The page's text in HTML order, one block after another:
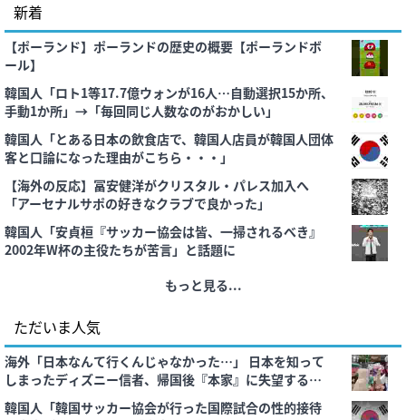
新着
【ポーランド】ポーランドの歴史の概要【ポーランドボ
ール】
韓国人「ロト1等17.7億ウォンが16人…自動選択15か所、
手動1か所」→「毎回同じ人数なのがおかしい」
韓国人「とある日本の飲食店で、韓国人店員が韓国人団体
客と口論になった理由がこちら・・・」
【海外の反応】冨安健洋がクリスタル・パレス加入へ
「アーセナルサポの好きなクラブで良かった」
韓国人「安貞桓『サッカー協会は皆、一掃されるべき』
2002年W杯の主役たちが苦言」と話題に
もっと見る...
ただいま人気
海外「日本なんて行くんじゃなかった…」 日本を知って
しまったディズニー信者、帰国後『本家』に失望する事
態に
韓国人「韓国サッカー協会が行った国際試合の性的接待